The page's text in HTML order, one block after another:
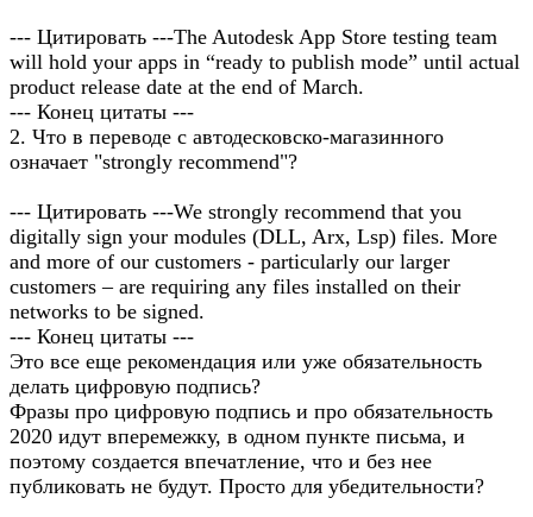
--- Цитировать ---The Autodesk App Store testing team
will hold your apps in “ready to publish mode” until actual
product release date at the end of March.
--- Конец цитаты ---
2. Что в переводе с автодесковско-магазинного
означает "strongly recommend"?
--- Цитировать ---We strongly recommend that you
digitally sign your modules (DLL, Arx, Lsp) files. More
and more of our customers - particularly our larger
customers – are requiring any files installed on their
networks to be signed.
--- Конец цитаты ---
Это все еще рекомендация или уже обязательность
делать цифровую подпись?
Фразы про цифровую подпись и про обязательность
2020 идут вперемежку, в одном пункте письма, и
поэтому создается впечатление, что и без нее
публиковать не будут. Просто для убедительности?